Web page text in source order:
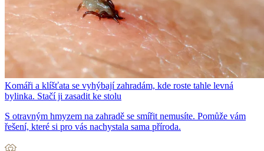
Komáři a klíšťata se vyhýbají zahradám, kde roste tahle levná
bylinka. Stačí ji zasadit ke stolu
S otravným hmyzem na zahradě se smířit nemusíte. Pomůže vám
řešení, které si pro vás nachystala sama příroda.